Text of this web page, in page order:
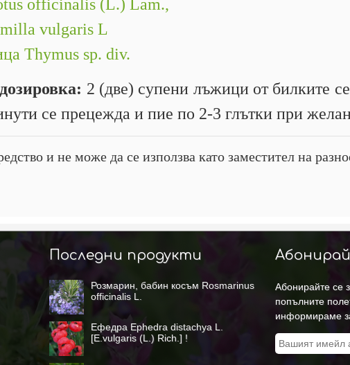
officinalis (L.) Lam.,
vulgaris L
Thymus sp. div.
2 (две) супени лъжици от билките
се прецежда и пие по 2-3 глътки при
и не може да се използва като заместител на
Последни продукти
Розмарин, бабин косъм Rosmarinus
officinalis L.
Ефедра Ephedra distachya L.
[Е.vulgaris (L.) Rich.] !
Абонирайте се
попълните
информираме